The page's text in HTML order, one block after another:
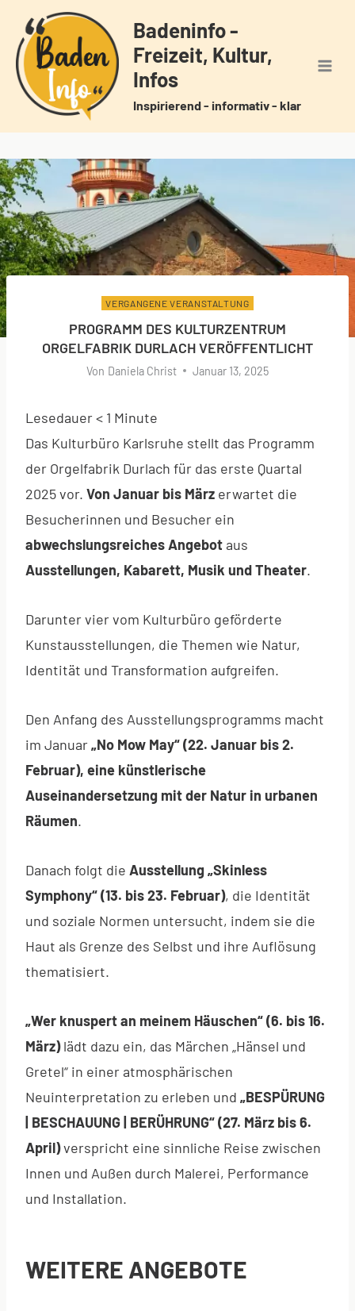
Inhalt
springen
Badeninfo -
Freizeit, Kultur,
Infos
Inspirierend - informativ - klar
VERGANGENE VERANSTALTUNG
PROGRAMM DES KULTURZENTRUM
ORGELFABRIK DURLACH VERÖFFENTLICHT
Von Daniela Christ Januar 13, 2025
Lesedauer< 1 Minute
Das Kulturbüro Karlsruhe stellt das Programm
der Orgelfabrik Durlach für das erste Quartal
2025 vor. Von Januar bis März erwartet die
Besucherinnen und Besucher ein
abwechslungsreiches Angebot aus
Ausstellungen, Kabarett, Musik und Theater.
Darunter vier vom Kulturbüro geförderte
Kunstausstellungen, die Themen wie Natur,
Identität und Transformation aufgreifen.
Den Anfang des Ausstellungsprogramms macht
im Januar„No Mow May“ (22. Januar bis 2.
Februar), eine künstlerische
Auseinandersetzung mit der Natur in urbanen
Räumen.
Danach folgt die Ausstellung „Skinless
Symphony“ (13. bis 23. Februar), die Identität
und soziale Normen untersucht, indem sie die
Haut als Grenze des Selbst und ihre Auflösung
thematisiert.
„Wer knuspert an meinem Häuschen“ (6. bis 16.
März)lädt dazu ein, das Märchen „Hänsel und
Gretel“ in einer atmosphärischen
Neuinterpretation zu erleben und „BESPÜRUNG
| BESCHAUUNG | BERÜHRUNG“ (27. März bis 6.
April)verspricht eine sinnliche Reise zwischen
Innen und Außen durch Malerei, Performance
und Installation.
WEITERE ANGEBOTE